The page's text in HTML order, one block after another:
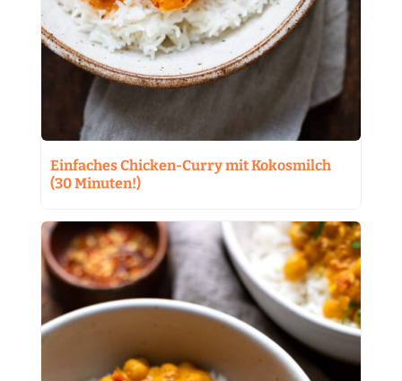
Einfaches Chicken-Curry mit Kokosmilch
(30 Minuten!)